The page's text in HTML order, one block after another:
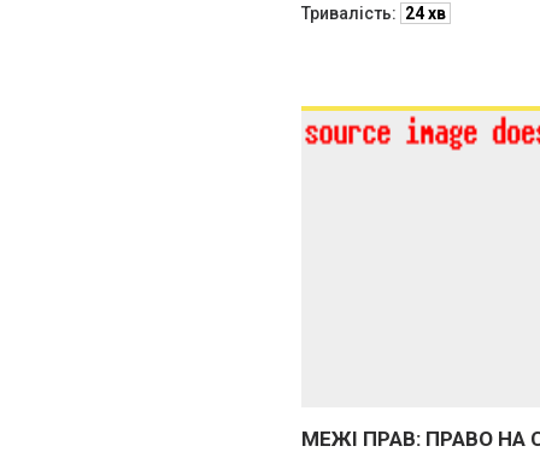
Тривалість: 24 хв
МЕЖІ ПРАВ: ПРАВО НА